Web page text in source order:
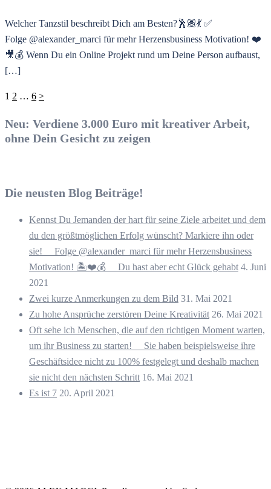
Welcher Tanzstil beschreibt Dich am Besten?🕺🏽💃 ✅
Folge @alexander_marci für mehr Herzensbusiness Motivation! ❤️
🎥💰 Wenn Du ein Online Projekt rund um Deine Person aufbaust,
[…]
Seitennummerierung
Beiträge
1 2 … 6 >
Neu: Verdiene 3.000 Euro mit kreativer Arbeit,
ohne Dein Gesicht zu zeigen
Die neusten Blog Beiträge!
Kennst Du Jemanden der hart für seine Ziele arbeitet und dem
du den größtmöglichen Erfolg wünscht? Markiere ihn oder
sie! ⠀ Folge @alexander_marci für mehr Herzensbusiness
Motivation! 🏝️❤️💰 ⠀ Du hast aber echt Glück gehabt 4. Juni
2021
Zwei kurze Anmerkungen zu dem Bild 31. Mai 2021
Zu hohe Ansprüche zerstören Deine Kreativität 26. Mai 2021
Oft sehe ich Menschen, die auf den richtigen Moment warten,
um ihr Business zu starten! ⠀ Sie haben beispielsweise ihre
Geschäftsidee nicht zu 100% festgelegt und deshalb machen
sie nicht den nächsten Schritt 16. Mai 2021
Es ist 7 20. April 2021